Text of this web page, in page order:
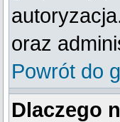
oraz
Powrót do
Dlaczego